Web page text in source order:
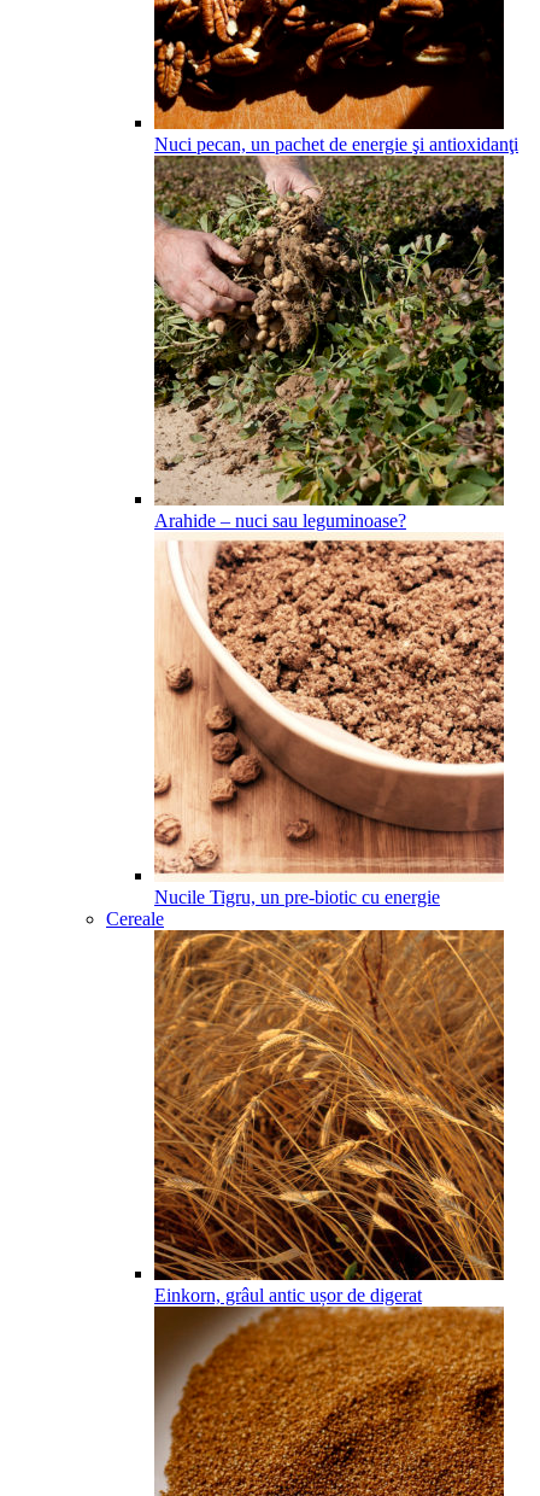
Nuci pecan, un pachet de energie şi antioxidanţi
Arahide – nuci sau leguminoase?
Nucile Tigru, un pre-biotic cu energie
Cereale
Einkorn, grâul antic ușor de digerat